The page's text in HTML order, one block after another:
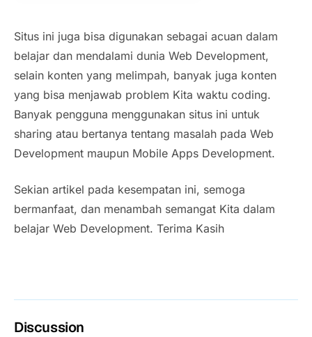
Situs ini juga bisa digunakan sebagai acuan dalam
belajar dan mendalami dunia Web Development,
selain konten yang melimpah, banyak juga konten
yang bisa menjawab problem Kita waktu coding.
Banyak pengguna menggunakan situs ini untuk
sharing atau bertanya tentang masalah pada Web
Development maupun Mobile Apps Development.
Sekian artikel pada kesempatan ini, semoga
bermanfaat, dan menambah semangat Kita dalam
belajar Web Development. Terima Kasih
Discussion